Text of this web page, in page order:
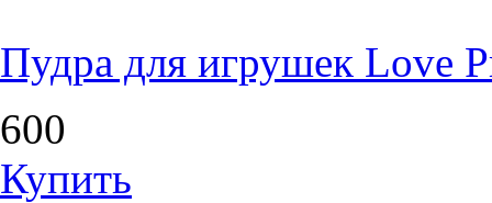
Пудра для игрушек Love
600
Купить